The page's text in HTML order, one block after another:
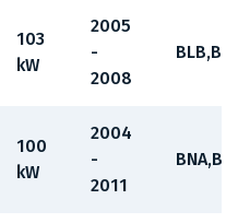
103
kW
2005
-
2008
100
kW
2004
-
2011